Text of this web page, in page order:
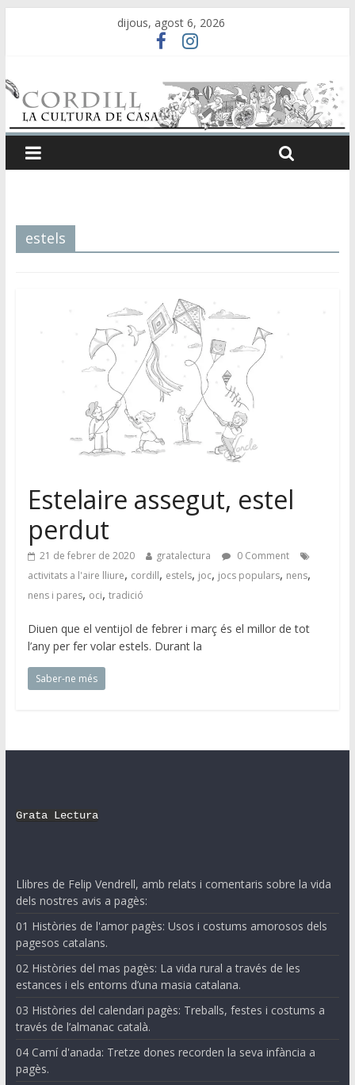
dijous, agost 6, 2026
estels
Estelaire assegut, estel
perdut
21 de febrer de 2020 gratalectura
0 Comment
activitats a l'aire lliure, cordill, estels, joc, jocs populars, nens,
nens i pares, oci, tradició
Diuen que el ventijol de febrer i març és el millor de tot
l’any per fer volar estels. Durant la
Saber-ne més
Grata Lectura
Llibres de Felip Vendrell, amb relats i comentaris sobre la vida
dels nostres avis a pagès:
01 Històries de l'amor pagès: Usos i costums amorosos dels
pagesos catalans.
02 Històries del mas pagès: La vida rural a través de les
estances i els entorns d’una masia catalana.
03 Històries del calendari pagès: Treballs, festes i costums a
través de l’almanac català.
04 Camí d'anada: Tretze dones recorden la seva infància a
pagès.